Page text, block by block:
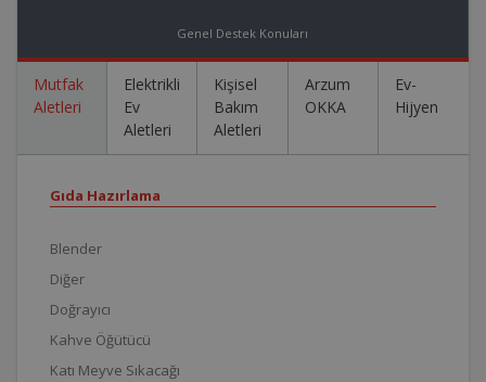
Genel Destek Konuları
Mutfak
Aletleri
Elektrikli
Ev
Aletleri
Kişisel
Bakım
Aletleri
Arzum
OKKA
Ev-
Hijyen
Gıda Hazırlama
Blender
Diğer
Doğrayıcı
Kahve Öğütücü
Katı Meyve Sıkacağı